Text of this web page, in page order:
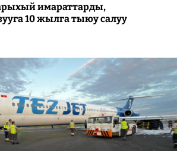
имараттарды,
10 жылга тыюу салуу